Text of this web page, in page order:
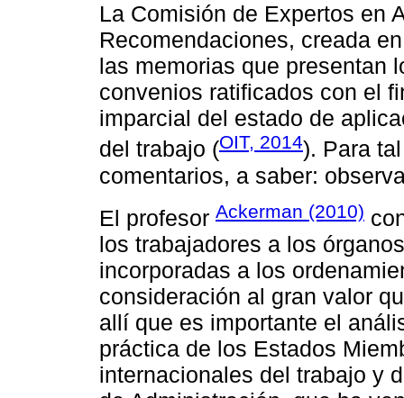
La Comisión de Expertos en
Recomendaciones, creada
las memorias que presentan
convenios ratificados con el
imparcial del estado de
del trabajo (OIT, 2014). Para
comentarios, a saber:
El profesor Ackerman (2010)
los trabajadores a los
incorporadas a los
consideración al gran valor
allí que es importante el
práctica de los Estados
internacionales del trabajo y